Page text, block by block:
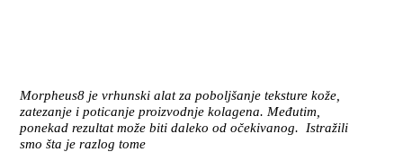
Morpheus8 je vrhunski alat za poboljšanje teksture kože,
zatezanje i poticanje proizvodnje kolagena. Međutim,
ponekad rezultat može biti daleko od očekivanog. Istražili
smo šta je razlog tome